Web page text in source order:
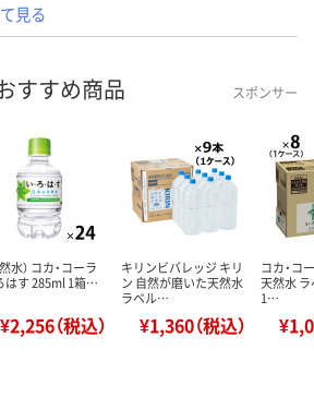
見る
すすめ商品 スポンサー
然水） コカ・コーラ
はす 285ml 1箱…
¥2,256（税込）
キリンビバレッジ キリ
ン 自然が磨いた天然水
ラベル…
¥1,360（税込）
コカ・コ
天然水
1…